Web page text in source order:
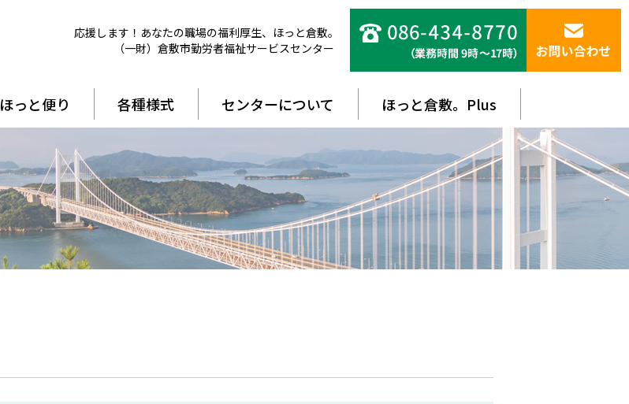
応援します！あなたの職場の福利厚生、ほっと倉敷。
（一財）倉敷市勤労者福祉サービスセンター
ほっと便り 各種様式 センターについて ほっと倉敷。Plus